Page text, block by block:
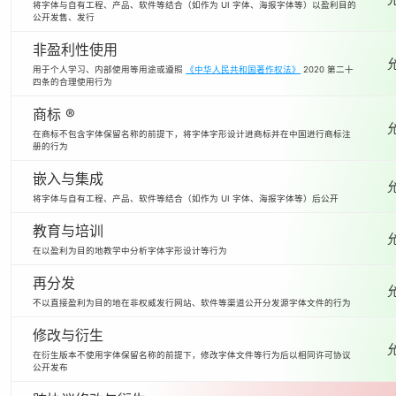
将字体与自有工程、产品、软件等结合（如作为 UI 字体、海报字体等）以盈利目的
公开发售、发行
非盈利性使用
用于个人学习、内部使用等用途或遵照 《中华人民共和国著作权法》
2020 第二十
四条的合理使用行为
商标 ®
在商标不包含字体保留名称的前提下，将字体字形设计进商标并在中国进行商标注
册的行为
嵌入与集成
将字体与自有工程、产品、软件等结合（如作为 UI 字体、海报字体等）后公开
教育与培训
在以盈利为目的地教学中分析字体字形设计等行为
再分发
不以直接盈利为目的地在非权威发行网站、软件等渠道公开分发源字体文件的行为
修改与衍生
在衍生版本不使用字体保留名称的前提下，修改字体文件等行为后以相同许可协议
公开发布